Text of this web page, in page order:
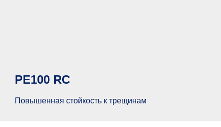
PE100 RC
Повышенная стойкость к трещинам